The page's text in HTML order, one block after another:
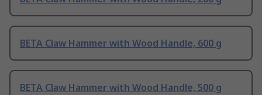
BETA Claw Hammer with Wood Handle, 600 g
BETA Claw Hammer with Wood Handle, 500 g